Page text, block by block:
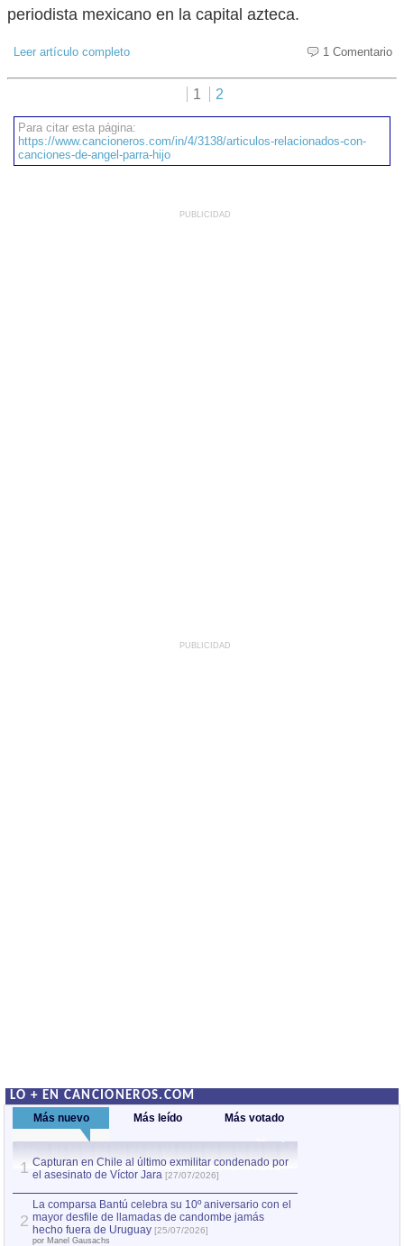
periodista mexicano en la capital azteca.
Leer artículo completo 1 Comentario
1 2
Para citar esta página:
https://www.cancioneros.com/in/4/3138/articulos-relacionados-con-
canciones-de-angel-parra-hijo
PUBLICIDAD
PUBLICIDAD
LO + EN CANCIONEROS.COM
Más nuevo Más leído Más votado
1 Capturan en Chile al último exmilitar condenado por
el asesinato de Víctor Jara [27/07/2026]
2
La comparsa Bantú celebra su 10º aniversario con el
mayor desfile de llamadas de candombe jamás
hecho fuera de Uruguay [25/07/2026]
por Manel Gausachs